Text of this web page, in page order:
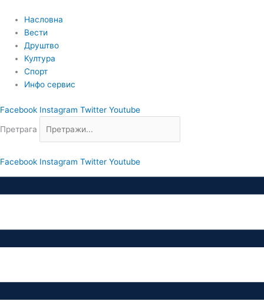
садржај
Насловна
Вести
Друштво
Култура
Спорт
Инфо сервис
Facebook Instagram Twitter Youtube
Претрага
Facebook Instagram Twitter Youtube